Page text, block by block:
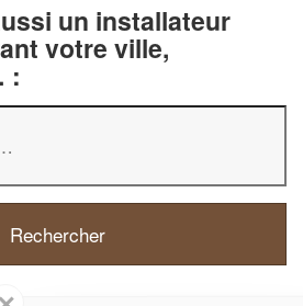
un installateur
votre ville,
: